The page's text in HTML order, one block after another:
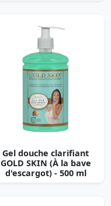
Gel douche clarifiant
GOLD SKIN (À la bave
d'escargot) - 500 ml